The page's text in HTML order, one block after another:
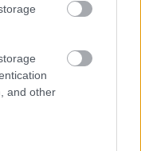
and other